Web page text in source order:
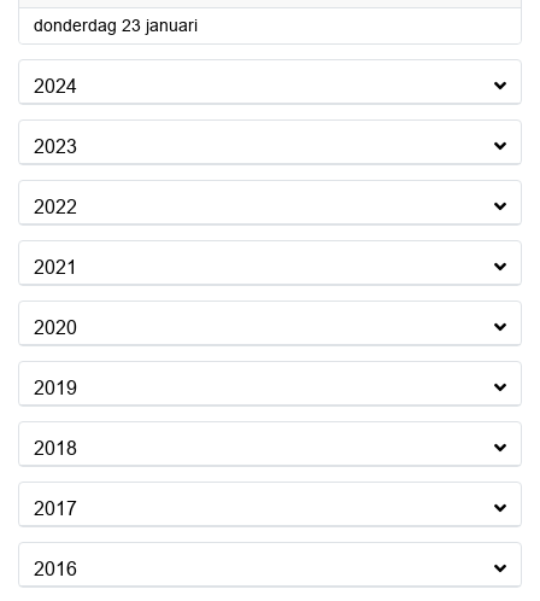
donderdag 23 januari2025
2024
2023
2022
2021
2020
2019
2018
2017
2016